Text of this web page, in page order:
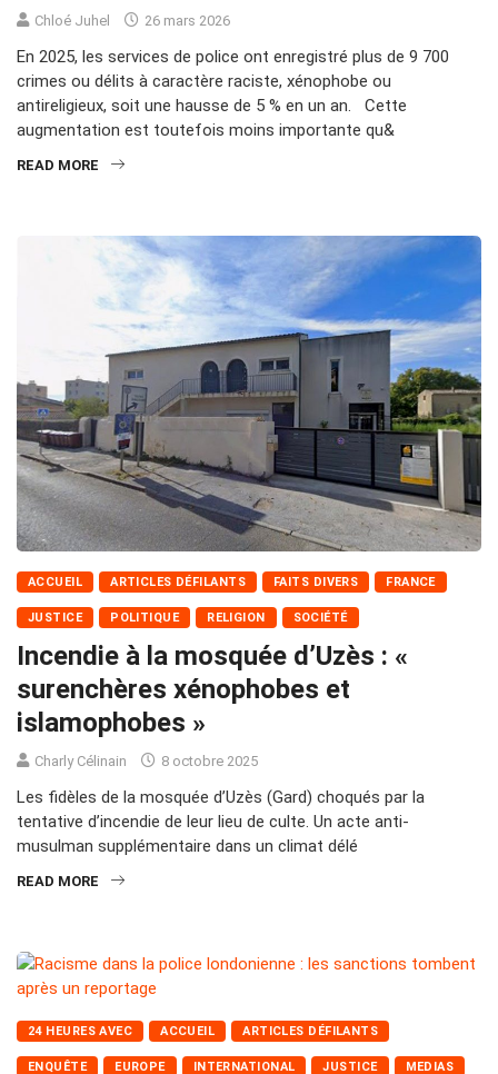
Chloé Juhel 26 mars 2026
En 2025, les services de police ont enregistré plus de 9 700
crimes ou délits à caractère raciste, xénophobe ou
antireligieux, soit une hausse de 5 % en un an. Cette
augmentation est toutefois moins importante qu&
READ MORE
ACCUEIL ARTICLES DÉFILANTS FAITS DIVERS FRANCE
JUSTICE POLITIQUE RELIGION SOCIÉTÉ
Incendie à la mosquée d’Uzès : «
surenchères xénophobes et
islamophobes »
Charly Célinain 8 octobre 2025
Les fidèles de la mosquée d’Uzès (Gard) choqués par la
tentative d’incendie de leur lieu de culte. Un acte anti-
musulman supplémentaire dans un climat délé
READ MORE
24 HEURES AVEC ACCUEIL ARTICLES DÉFILANTS
ENQUÊTE EUROPE INTERNATIONAL JUSTICE MEDIAS